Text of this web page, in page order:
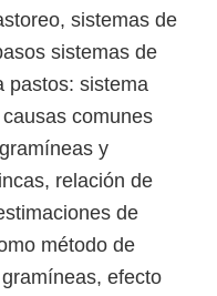
sistemas de
sistemas de
pastos: sistema
comunes
y
relación de
de
método de
efecto